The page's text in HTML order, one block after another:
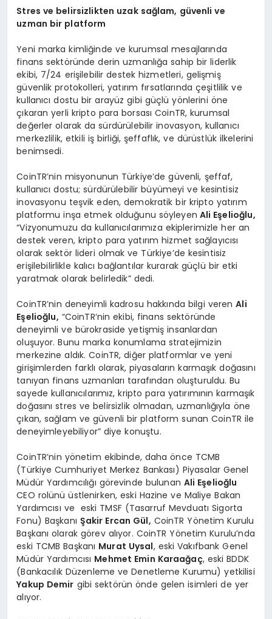
Stres ve belirsizlikten uzak sağlam, güvenli ve
uzman bir platform
Yeni marka kimliğinde ve kurumsal mesajlarında
finans sektöründe derin uzmanlığa sahip bir liderlik
ekibi, 7/24 erişilebilir destek hizmetleri, gelişmiş
güvenlik protokolleri, yatırım fırsatlarında çeşitlilik ve
kullanıcı dostu bir arayüz gibi güçlü yönlerini öne
çıkaran yerli kripto para borsası CoinTR, kurumsal
değerler olarak da sürdürülebilir inovasyon, kullanıcı
merkezlilik, etkili iş birliği, şeffaflık, ve dürüstlük ilkelerini
benimsedi.
CoinTR’nin misyonunun Türkiye’de güvenli, şeffaf,
kullanıcı dostu; sürdürülebilir büyümeyi ve kesintisiz
inovasyonu teşvik eden, demokratik bir kripto yatırım
platformu inşa etmek olduğunu söyleyen Ali Eşelioğlu,
“Vizyonumuzu da kullanıcılarımıza ekiplerimizle her an
destek veren, kripto para yatırım hizmet sağlayıcısı
olarak sektör lideri olmak ve Türkiye’de kesintisiz
erişilebilirlikle kalıcı bağlantılar kurarak güçlü bir etki
yaratmak olarak belirledik” dedi.
CoinTR’nin deneyimli kadrosu hakkında bilgi verenAli
Eşelioğlu, “CoinTR’nin ekibi, finans sektöründe
deneyimli ve bürokraside yetişmiş insanlardan
oluşuyor. Bunu marka konumlama stratejimizin
merkezine aldık. CoinTR, diğer platformlar ve yeni
girişimlerden farklı olarak, piyasaların karmaşık doğasını
tanıyan finans uzmanları tarafından oluşturuldu. Bu
sayede kullanıcılarımız, kripto para yatırımının karmaşık
doğasını stres ve belirsizlik olmadan, uzmanlığıyla öne
çıkan, sağlam ve güvenli bir platform sunan CoinTR ile
deneyimleyebiliyor” diye konuştu.
CoinTR’nin yönetim ekibinde, daha önce TCMB
(Türkiye Cumhuriyet Merkez Bankası) Piyasalar Genel
Müdür Yardımcılığı görevinde bulunan Ali Eşelioğlu
CEO rolünü üstlenirken, eski Hazine ve Maliye Bakan
Yardımcısı ve eski TMSF (Tasarruf Mevduatı Sigorta
Fonu) Başkanı Şakir Ercan Gül, CoinTR Yönetim Kurulu
Başkanı olarak görev alıyor. CoinTR Yönetim Kurulu’nda
eski TCMB Başkanı Murat Uysal, eski Vakıfbank Genel
Müdür Yardımcısı Mehmet Emin Karaağaç, eski BDDK
(Bankacılık Düzenleme ve Denetleme Kurumu) yetkilisi
Yakup Demir gibi sektörün önde gelen isimleri de yer
alıyor.